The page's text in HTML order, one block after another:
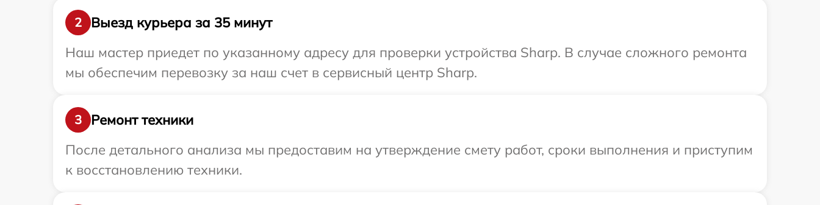
2
Выезд курьера за 35 минут
Наш мастер приедет по указанному адресу для проверки устройства Sharp. В случае сложного ремонта
мы обеспечим перевозку за наш счет в сервисный центр Sharp.
3
Ремонт техники
После детального анализа мы предоставим на утверждение смету работ, сроки выполнения и приступим
к восстановлению техники.